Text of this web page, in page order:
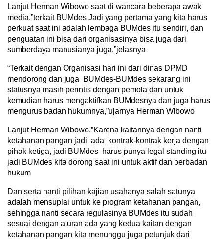
Lanjut Herman Wibowo saat di wancara beberapa awak
media,”terkait BUMdes Jadi yang pertama yang kita harus
perkuat saat ini adalah lembaga BUMdes itu sendiri, dan
penguatan ini bisa dari organisasinya bisa juga dari
sumberdaya manusianya juga,”jelasnya
“Terkait dengan Organisasi hari ini dari dinas DPMD
mendorong dan juga BUMdes-BUMdes sekarang ini
statusnya masih perintis dengan pemola dan untuk
kemudian harus mengaktifkan BUMdesnya dan juga harus
mengurus badan hukumnya,”ujarnya Herman Wibowo
Lanjut Herman Wibowo,”Karena kaitannya dengan nanti
ketahanan pangan jadi ada kontrak-kontrak kerja dengan
pihak ketiga, jadi BUMdes harus punya legal standing itu
jadi BUMdes kita dorong saat ini untuk aktif dan berbadan
hukum
Dan serta nanti pilihan kajian usahanya salah satunya
adalah mensuplai untuk ke program ketahanan pangan,
sehingga nanti secara regulasinya BUMdes itu sudah
sesuai dengan aturan ada yang kedua kaitan dengan
ketahanan pangan kita menunggu juga petunjuk dari